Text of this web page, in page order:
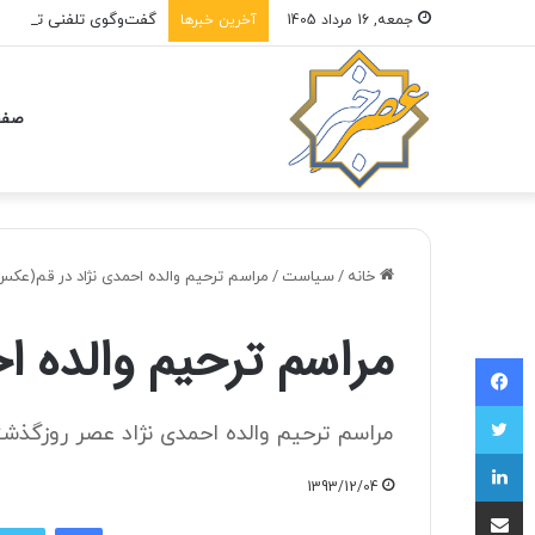
جمعه, 16 مرداد 1405 آخرین خبرها گفت‌وگوی تلفنی ترامپ
خانه /سیاست / مراسم ترحیم والده احمدی نژاد در
مراسم ترحیم
مراسم ترحیم والده احمدی نژاد عصر
1393/12/04
فیسبوک